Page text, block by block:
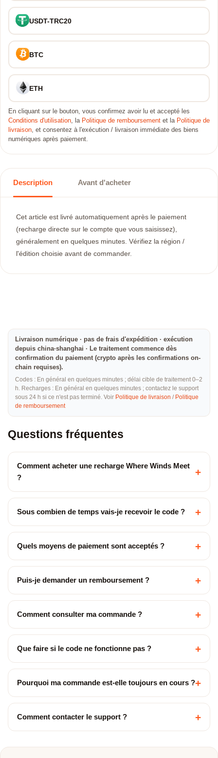
USDT-TRC20
BTC
ETH
En cliquant sur le bouton, vous confirmez avoir lu et accepté les
Conditions d'utilisation, la Politique de remboursement et la Politique de
livraison, et consentez à l'exécution / livraison immédiate des biens
numériques après paiement.
Description Avant d'acheter
Cet article est livré automatiquement après le paiement
(recharge directe sur le compte que vous saisissez),
généralement en quelques minutes. Vérifiez la région /
l'édition choisie avant de commander.
Livraison numérique · pas de frais d'expédition · exécution
depuis china·shanghai · Le traitement commence dès
confirmation du paiement (crypto après les confirmations on-
chain requises).
Codes : En général en quelques minutes ; délai cible de traitement 0–2
h. Recharges : En général en quelques minutes ; contactez le support
sous 24 h si ce n'est pas terminé. Voir Politique de livraison / Politique
de remboursement
Questions fréquentes
Comment acheter une recharge Where Winds Meet
?
+
Sous combien de temps vais-je recevoir le code ? +
Quels moyens de paiement sont acceptés ? +
Puis-je demander un remboursement ? +
Comment consulter ma commande ? +
Que faire si le code ne fonctionne pas ? +
Pourquoi ma commande est-elle toujours en cours ?+
Comment contacter le support ? +